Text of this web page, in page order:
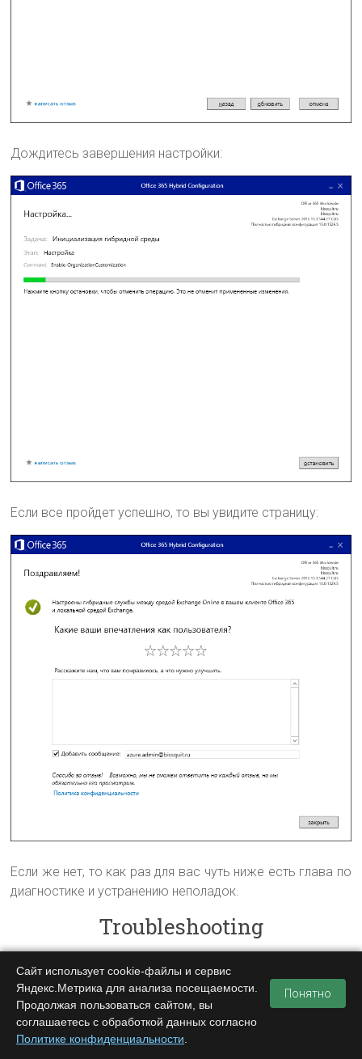
Дождитесь завершения настройки:
Если все пройдет успешно, то вы увидите страницу:
Если же нет, то как раз для вас чуть ниже есть глава по
диагностике и устранению неполадок.
Troubleshooting
Далеко не всегда все может пойти гладко и
развертывание технически сложной гибридной
конфигурации не исключение.
У меня возникло несколько ошибок.
Сайт использует cookie-файлы и сервис
Яндекс.Метрика для анализа посещаемости.
Продолжая пользоваться сайтом, вы
соглашаетесь с обработкой данных согласно
Политике конфиденциальности
Понятно